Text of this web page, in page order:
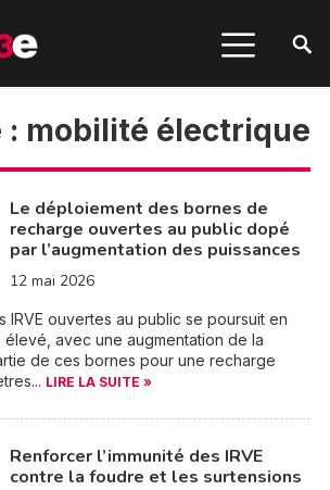
: mobilité électrique
Le déploiement des bornes de
recharge ouvertes au public dopé
par l’augmentation des puissances
12 mai 2026
IRVE ouvertes au public se poursuit en
élevé, avec une augmentation de la
de ces bornes pour une recharge
LIRE LA SUITE »
Renforcer l’immunité des IRVE
contre la foudre et les surtensions